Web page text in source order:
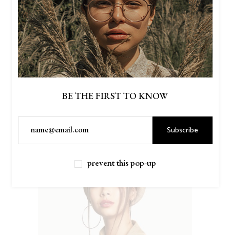
BE THE FIRST TO KNOW
Subscribe
prevent this pop-up
GREEN VELVET $90.00